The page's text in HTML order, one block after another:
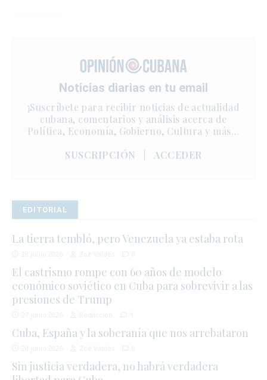
Noticias diarias en tu email
¡Suscríbete para recibir noticias de actualidad
cubana, comentarios y análisis acerca de
Política, Economía, Gobierno, Cultura y más…
SUSCRIPCIÓN
ACCEDER
EDITORIAL
La tierra tembló, pero Venezuela ya estaba rota
El castrismo rompe con 60 años de modelo
económico soviético en Cuba para sobrevivir a las
presiones de Trump
Cuba, España y la soberanía que nos arrebataron
Sin justicia verdadera, no habrá verdadera